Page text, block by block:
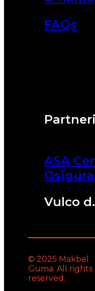
Partneri
ASA
Vulco
FAQs
© 2025 Makbel
Guma. All rights
reserved.